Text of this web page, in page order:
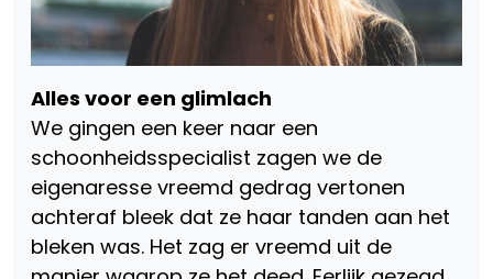
Alles voor een glimlach
We gingen een keer naar een
schoonheidsspecialist zagen we de
eigenaresse vreemd gedrag vertonen
achteraf bleek dat ze haar tanden aan het
bleken was. Het zag er vreemd uit de